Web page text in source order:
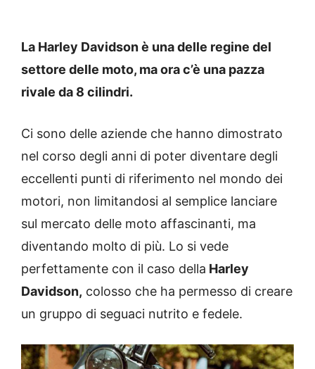
La Harley Davidson è una delle regine del
settore delle moto, ma ora c’è una pazza
rivale da 8 cilindri.
Ci sono delle aziende che hanno dimostrato
nel corso degli anni di poter diventare degli
eccellenti punti di riferimento nel mondo dei
motori, non limitandosi al semplice lanciare
sul mercato delle moto affascinanti, ma
diventando molto di più. Lo si vede
perfettamente con il caso della Harley
Davidson, colosso che ha permesso di creare
un gruppo di seguaci nutrito e fedele.